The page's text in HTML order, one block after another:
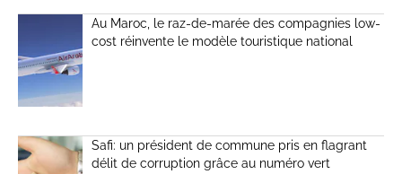
Au Maroc, le raz-de-marée des compagnies low-
cost réinvente le modèle touristique national
Safi: un président de commune pris en flagrant
délit de corruption grâce au numéro vert